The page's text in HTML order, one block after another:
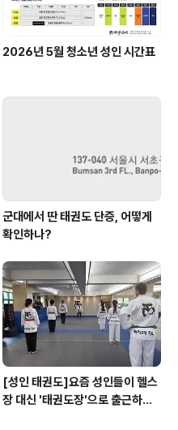
2026년 5월 청소년 성인 시간표
군대에서 딴 태권도 단증, 어떻게
확인하나?
[성인 태권도]요즘 성인들이 헬스
장 대신 '태권도장'으로 출근하는